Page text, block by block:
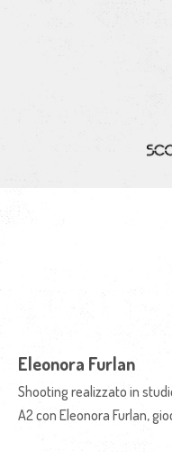
Eleonora Furlan
Shooting realizzato in
A2 con Eleonora Furlan,